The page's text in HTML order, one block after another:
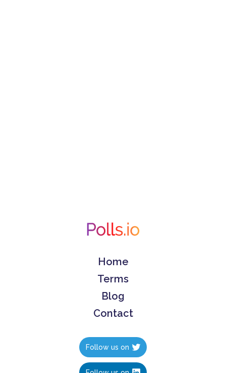
Home
Terms
Blog
Contact
Follow us on